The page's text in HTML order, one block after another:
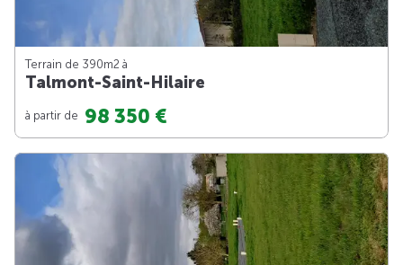
Terrain de 390m2 à
Talmont-Saint-Hilaire
à partir de 98 350 €